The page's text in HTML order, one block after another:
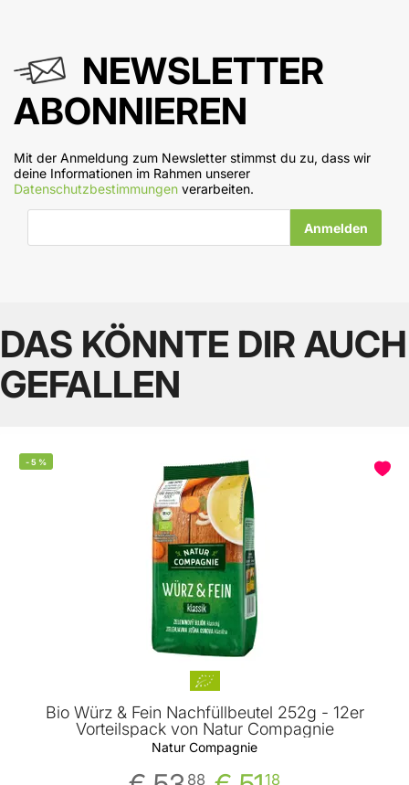
NEWSLETTER
ABONNIEREN
Mit der Anmeldung zum Newsletter stimmst du zu, dass wir
deine Informationen im Rahmen unserer
Datenschutzbestimmungen verarbeiten.
E-Mail-Adresse
DAS KÖNNTE DIR AUCH
GEFALLEN
-5 %
Bio Würz & Fein Nachfüllbeutel 252g - 12er
Vorteilspack von Natur Compagnie
Natur Compagnie
18
88